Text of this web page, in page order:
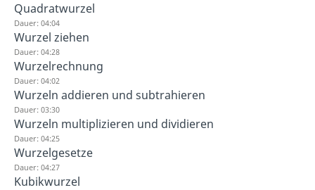
Quadratwurzel
Dauer: 04:04
Wurzel ziehen
Dauer: 04:28
Wurzelrechnung
Dauer: 04:02
Wurzeln addieren und subtrahieren
Dauer: 03:30
Wurzeln multiplizieren und dividieren
Dauer: 04:25
Wurzelgesetze
Dauer: 04:27
Kubikwurzel